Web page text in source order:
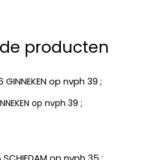
producten
op nvph 39 ;